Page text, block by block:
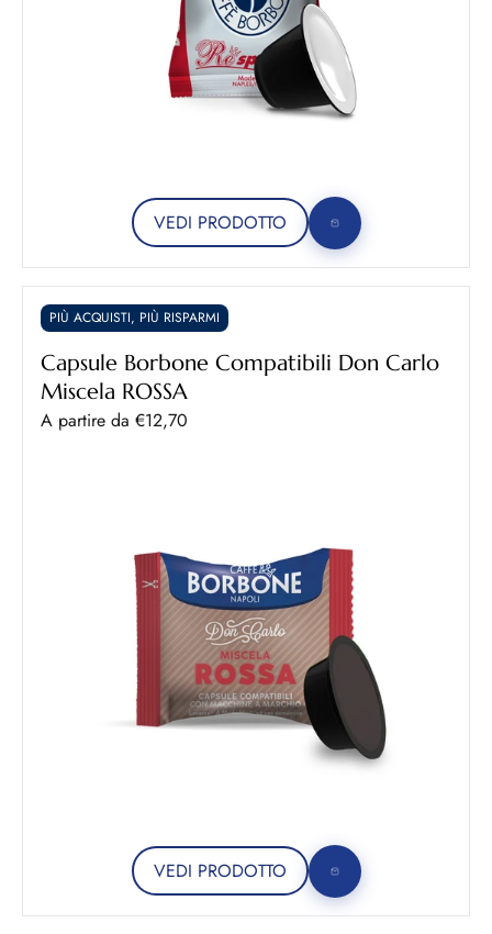
VEDI PRODOTTO
PIÙ ACQUISTI, PIÙ RISPARMI
Capsule Borbone Compatibili Don Carlo
Miscela ROSSA
Prezzo scontato
A partire da €12,70
VEDI PRODOTTO